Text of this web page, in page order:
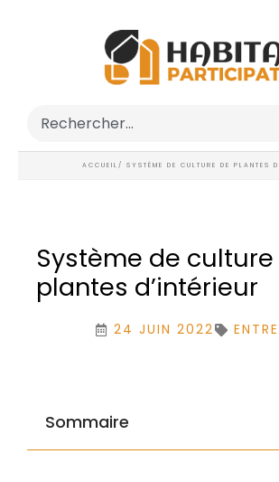
ACCUEIL / SYSTÈME DE CULTURE DE PLANTES
Système de
plantes d’intérieur
24 JUIN 2022
Sommaire